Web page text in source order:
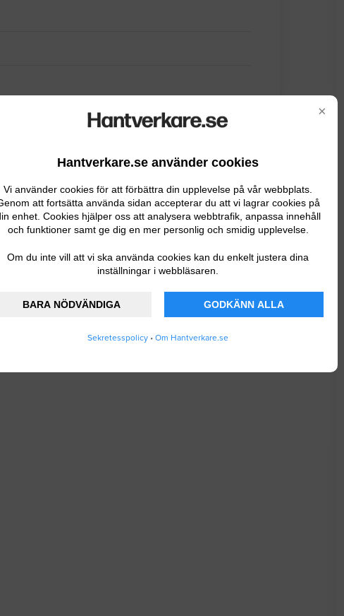
×
Hantverkare.se använder cookies
Vi använder cookies för att förbättra din upplevelse på vår webbplats.
att fortsätta använda sidan accepterar du att vi lagrar cookies på
enhet. Cookies hjälper oss att analysera webbtrafik, anpassa innehåll
och funktioner samt ge dig en mer personlig och smidig upplevelse.
Om du inte vill att vi ska använda cookies kan du enkelt justera dina
inställningar i webbläsaren.
BARA NÖDVÄNDIGA GODKÄNN ALLA
Sekretesspolicy • Om Hantverkare.se